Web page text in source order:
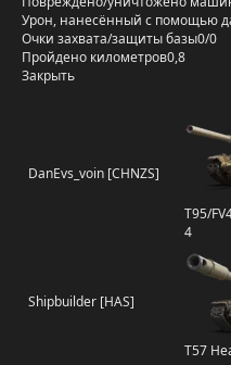
Урон, нанесённый с помощью
Очки захвата/защиты базы0/0
Пройдено километров0,8
Закрыть
DanEvs_voin [CHNZS]
T95/
4
Shipbuilder [HAS]
T57